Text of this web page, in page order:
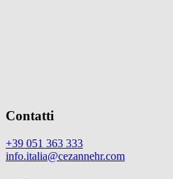
Contatti
+39 051 363 333
info.italia@cezannehr.com